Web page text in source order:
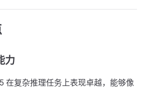
力
在复杂推理任务上表现卓越，能够像